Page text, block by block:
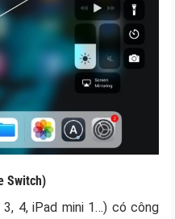
Switch)
4, iPad mini 1…) có công